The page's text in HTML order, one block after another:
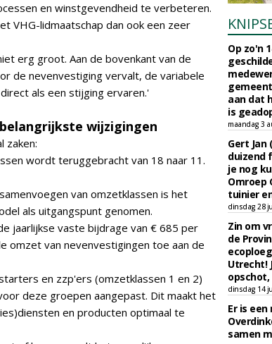
en winstgevendheid te verbeteren.
VHG-lidmaatschap dan ook een zeer
erg groot. Aan de bovenkant van de
de nevenvestiging vervalt, de variabele
als een stijging ervaren.'
wijzigingen
zaken:
wordt teruggebracht van 18 naar 11.
van omzetklassen is het
als uitgangspunt genomen.
jaarlijkse vaste bijdrage van € 685 per
omzet van nevenvestigingen toe aan de
en zzp'ers (omzetklassen 1 en 2)
deze groepen aangepast. Dit maakt het
en producten optimaal te
Op zo'n
aan dat
is
maandag 3
Gert Jan
duizend
je nog
Omroep
tuinier
dinsdag 28
Zin om
de
Utrecht!
dinsdag 14
Er is
samen